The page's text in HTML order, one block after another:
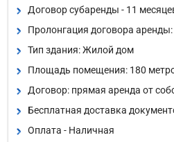
Договор субаренды - 11
Пролонгация договора
Тип здания: Жилой дом
Площадь помещения: 180
Договор: прямая аренда от
Бесплатная доставка
Оплата - Наличная